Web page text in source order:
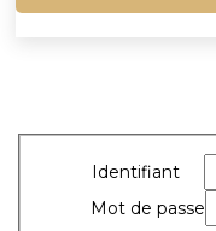
Identifiant
Mot de passe